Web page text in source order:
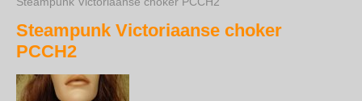
Steampunk Victoriaanse choker
PCCH2